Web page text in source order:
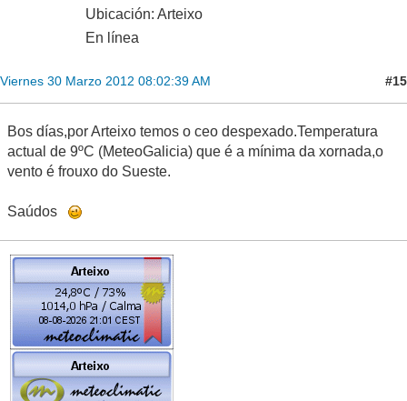
Ubicación: Arteixo
En línea
Viernes 30 Marzo 2012 08:02:39 AM #15
Bos días,por Arteixo temos o ceo despexado.Temperatura
actual de 9ºC (MeteoGalicia) que é a mínima da xornada,o
vento é frouxo do Sueste.
Saúdos